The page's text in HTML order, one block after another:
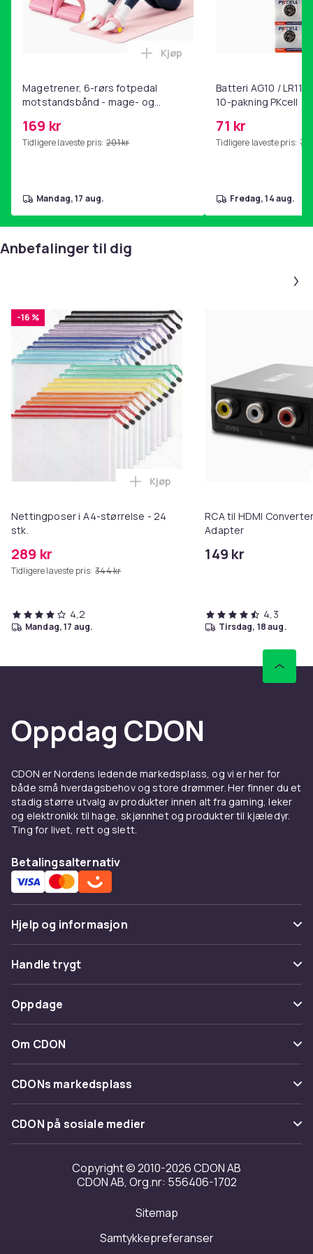
Magetrener, 6-rørs fotpedal
motstandsbånd - mage- og
hjemmegymnastikk Pink
169 kr
Tidligere laveste pris: 201 kr
Legg Magetrener, 6-rørs
Kjøp
mandag, 17 aug.
Batteri AG10 /
10-pakning PKcell
71 kr
Tidligere laveste pris: 76
fredag, 14 aug.
Anbefalinger til dig
-16 %
Nettingposer i A4-størrelse - 24
stk.
289 kr
Tidligere laveste pris: 344 kr
Legg Nettingposer i A4-
Kjøp
4,2
mandag, 17 aug.
RCA til HDMI
Adapter
149 kr
4,3
tirsdag, 18 aug.
Oppdag CDON
CDON er Nordens ledende markedsplass, og vi er her for
både små hverdagsbehov og store drømmer. Her finner du et
stadig større utvalg av produkter innen alt fra gaming, leker
og elektronikk til hage, skjønnhet og produkter til kjæledyr.
Ting for livet, rett og slett.
Betalingsalternativ
Hjelp og informasjon
Vanlige spørsmål
Spor pakke
Angre & returner her
Kontakt oss
Handle trygt
Betaling
Levering
Tilbakekallinger
Oppdage
Kategorier
Varemerker
Om CDON
Om oss
Kundeanmeldelser
Jobbe på CDON
Investor relations
Tilgjengelighet
CDONs markedsplass
Merchant Help Center
CDON på sosiale medier
Copyright © 2010-2026 CDON AB
CDON AB, Org.nr: 556406-1702
Sitemap
Samtykkepreferanser